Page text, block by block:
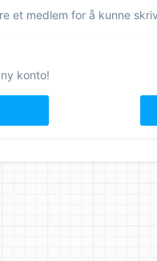
et medlem for å kunne
konto!